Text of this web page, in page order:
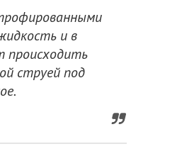
и в
происходить
струей под